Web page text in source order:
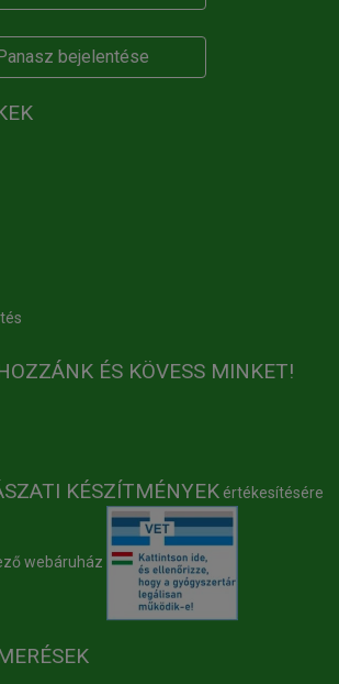
bejelentése
ÉS KÖVESS MINKET!
KÉSZÍTMÉNYEK értékesítésére
webáruház